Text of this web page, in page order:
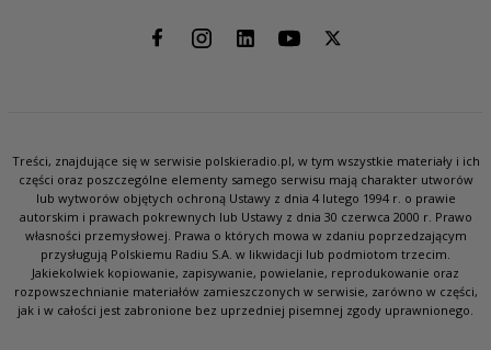
Treści, znajdujące się w serwisie polskieradio.pl, w tym wszystkie materiały i ich
części oraz poszczególne elementy samego serwisu mają charakter utworów
lub wytworów objętych ochroną Ustawy z dnia 4 lutego 1994 r. o prawie
autorskim i prawach pokrewnych lub Ustawy z dnia 30 czerwca 2000 r. Prawo
własności przemysłowej. Prawa o których mowa w zdaniu poprzedzającym
przysługują Polskiemu Radiu S.A. w likwidacji lub podmiotom trzecim.
Jakiekolwiek kopiowanie, zapisywanie, powielanie, reprodukowanie oraz
rozpowszechnianie materiałów zamieszczonych w serwisie, zarówno w części,
jak i w całości jest zabronione bez uprzedniej pisemnej zgody uprawnionego.